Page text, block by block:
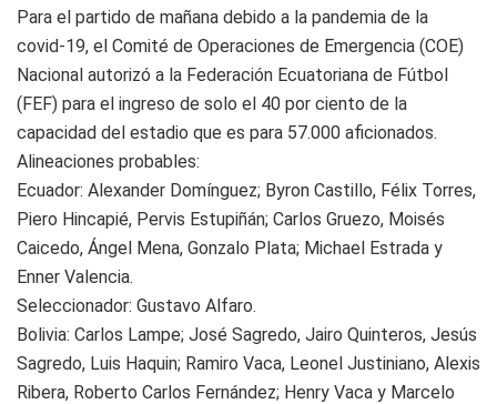
Para el partido de mañana debido a la pandemia de la
covid-19, el Comité de Operaciones de Emergencia (COE)
Nacional autorizó a la Federación Ecuatoriana de Fútbol
(FEF) para el ingreso de solo el 40 por ciento de la
capacidad del estadio que es para 57.000 aficionados.
Alineaciones probables:
Ecuador: Alexander Domínguez; Byron Castillo, Félix Torres,
Piero Hincapié, Pervis Estupiñán; Carlos Gruezo, Moisés
Caicedo, Ángel Mena, Gonzalo Plata; Michael Estrada y
Enner Valencia.
Seleccionador: Gustavo Alfaro.
Bolivia: Carlos Lampe; José Sagredo, Jairo Quinteros, Jesús
Sagredo, Luis Haquin; Ramiro Vaca, Leonel Justiniano, Alexis
Ribera, Roberto Carlos Fernández; Henry Vaca y Marcelo